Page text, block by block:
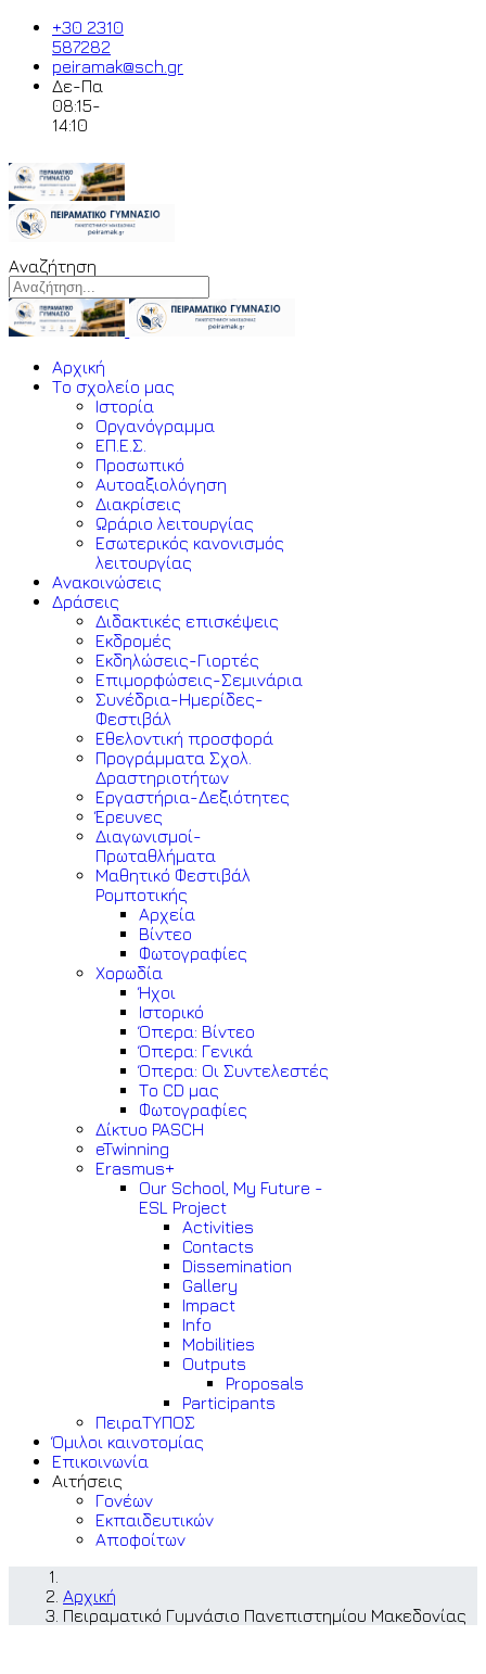
+30 2310
587282
peiramak@sch.gr
Δε-Πα
08:15-
14:10
Αναζήτηση
Αρχική
Το σχολείο μας
Ιστορία
Οργανόγραμμα
ΕΠ.Ε.Σ.
Προσωπικό
Αυτοαξιολόγηση
Διακρίσεις
Ωράριο λειτουργίας
Εσωτερικός κανονισμός
λειτουργίας
Ανακοινώσεις
Δράσεις
Διδακτικές επισκέψεις
Εκδρομές
Εκδηλώσεις-Γιορτές
Επιμορφώσεις-Σεμινάρια
Συνέδρια-Ημερίδες-
Φεστιβάλ
Εθελοντική προσφορά
Προγράμματα Σχολ.
Δραστηριοτήτων
Εργαστήρια-Δεξιότητες
Έρευνες
Διαγωνισμοί-
Πρωταθλήματα
Μαθητικό Φεστιβάλ
Ρομποτικής
Αρχεία
Βίντεο
Φωτογραφίες
Χορωδία
Ήχοι
Ιστορικό
Όπερα: Βίντεο
Όπερα: Γενικά
Όπερα: Οι Συντελεστές
Το CD μας
Φωτογραφίες
Δίκτυο PASCH
eTwinning
Erasmus+
Our School, My Future -
ESL Project
Activities
Contacts
Dissemination
Gallery
Impact
Info
Mobilities
Outputs
Proposals
Participants
ΠειραΤΥΠΟΣ
Όμιλοι καινοτομίας
Επικοινωνία
Αιτήσεις
Γονέων
Εκπαιδευτικών
Αποφοίτων
Αρχική
Πειραματικό Γυμνάσιο Πανεπιστημίου Μακεδονίας